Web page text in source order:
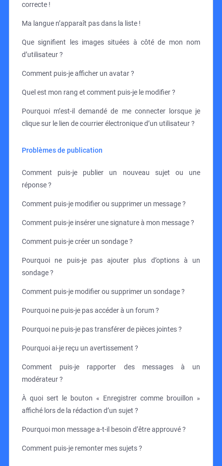
correcte !
Ma langue n’apparaît pas dans la liste !
Que signifient les images situées à côté de mon nom
d’utilisateur ?
Comment puis-je afficher un avatar ?
Quel est mon rang et comment puis-je le modifier ?
Pourquoi m’est-il demandé de me connecter lorsque je
clique sur le lien de courrier électronique d’un utilisateur ?
Problèmes de publication
Comment puis-je publier un nouveau sujet ou une
réponse ?
Comment puis-je modifier ou supprimer un message ?
Comment puis-je insérer une signature à mon message ?
Comment puis-je créer un sondage ?
Pourquoi ne puis-je pas ajouter plus d’options à un
sondage ?
Comment puis-je modifier ou supprimer un sondage ?
Pourquoi ne puis-je pas accéder à un forum ?
Pourquoi ne puis-je pas transférer de pièces jointes ?
Pourquoi ai-je reçu un avertissement ?
Comment puis-je rapporter des messages à un
modérateur ?
À quoi sert le bouton « Enregistrer comme brouillon »
affiché lors de la rédaction d’un sujet ?
Pourquoi mon message a-t-il besoin d’être approuvé ?
Comment puis-je remonter mes sujets ?